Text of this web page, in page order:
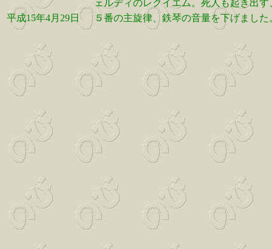
ェルディのレクイエム。死人も起き出
平成15年4月29日
５番の主旋律、鉄琴の音量を下げました